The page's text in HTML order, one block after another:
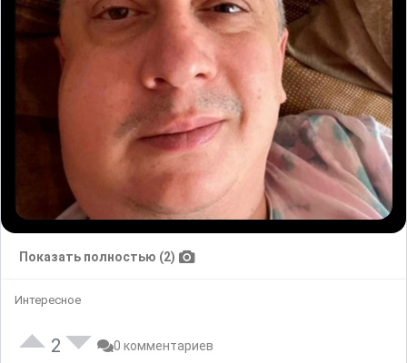
Показать полностью (2)
Интересное
2 0 комментариев